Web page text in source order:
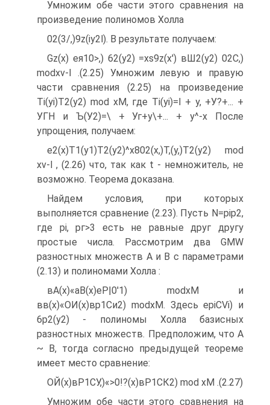
Умножим обе части этого сравнения на
произведение полиномов Холла
02(3/,)9z(iy2l). В результате получаем:
Gz(x) ея10>,) 62(у2) =xs9z(x') вШ2(у2) 02С,)
modxv-l .(2.25) Умножим левую и правую
части сравнения (2.25) на произведение
Ti(yi)T2(y2) mod хМ, где Ti(yi)=l + y, +У?+... +
УГН и Ъ(У2)=\ + Уг+у\+... + у^-х После
упрощения, получаем:
е2(х)Т1(у1)Т2(у2)^х802(х,)Т,(у,)Т2(у2) mod
xv-l , (2.26) что, так как t - немножитель, не
возможно. Теорема доказана.
Найдем условия, при которых
выполняется сравнение (2.23). Пусть N=pip2,
где pi, рг>3 есть не равные друг другу
простые числа. Рассмотрим два GMW
разностных множеств А и В с параметрами
(2.13) и полиномами Холла :
вА(х)«аВ(х)еР|0'1) modxM и
вв(х)«ОИ(х)вр1Си2) modxM. Здесь epiCVi) и
6р2(у2) - полиномы Холла базисных
разностных множеств. Предположим, что А
~ В, тогда согласно предыдущей теореме
имеет место сравнение:
ОЙ(х)вР1СУ,)«>0!?(х)вР1СК2) mod хМ .(2.27)
Умножим обе части этого сравнения на